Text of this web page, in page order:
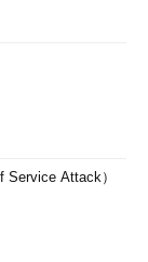
Service Attack）